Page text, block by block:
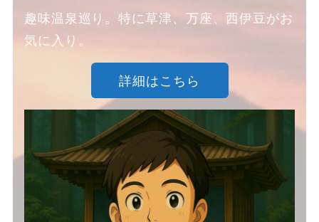
趣味温泉巡り。特に草津、万座、西伊豆がお
気に入り。
詳細はこちら